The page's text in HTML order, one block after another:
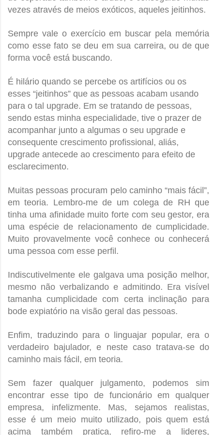
vezes através de meios exóticos, aqueles jeitinhos.
Sempre vale o exercício em buscar pela memória
como esse fato se deu em sua carreira, ou de que
forma você está buscando.
É hilário quando se percebe os artifícios ou os
esses “jeitinhos” que as pessoas acabam usando
para o tal upgrade. Em se tratando de pessoas,
sendo estas minha especialidade, tive o prazer de
acompanhar junto a algumas o seu upgrade e
consequente crescimento profissional, aliás,
upgrade antecede ao crescimento para efeito de
esclarecimento.
Muitas pessoas procuram pelo caminho “mais fácil”,
em teoria. Lembro-me de um colega de RH que
tinha uma afinidade muito forte com seu gestor, era
uma espécie de relacionamento de cumplicidade.
Muito provavelmente você conhece ou conhecerá
uma pessoa com esse perfil.
Indiscutivelmente ele galgava uma posição melhor,
mesmo não verbalizando e admitindo. Era visível
tamanha cumplicidade com certa inclinação para
bode expiatório na visão geral das pessoas.
Enfim, traduzindo para o linguajar popular, era o
verdadeiro bajulador, e neste caso tratava-se do
caminho mais fácil, em teoria.
Sem fazer qualquer julgamento, podemos sim
encontrar esse tipo de funcionário em qualquer
empresa, infelizmente. Mas, sejamos realistas,
esse é um meio muito utilizado, pois quem está
acima também pratica, refiro-me a lideres,